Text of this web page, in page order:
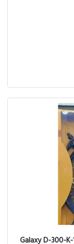
Galaxy D-300-